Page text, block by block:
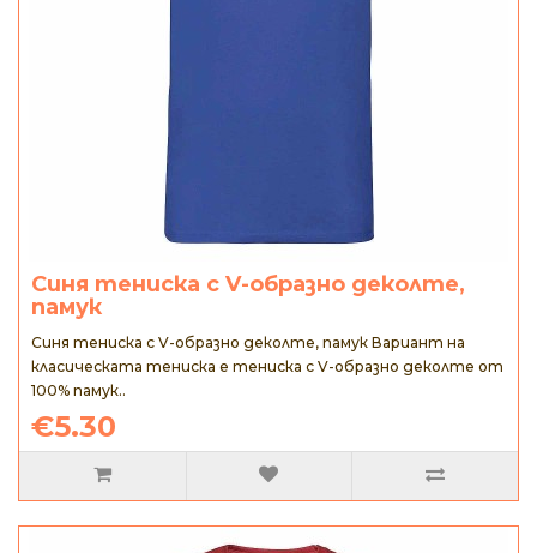
Синя тениска с V-образно деколте,
памук
Синя тениска с V-образно деколте, памук Вариант на
класическата тениска е тениска с V-образно деколте от
100% памук..
€5.30